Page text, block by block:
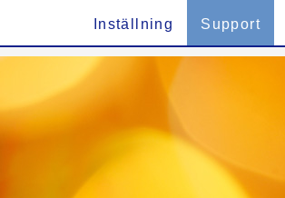
Inställning Support